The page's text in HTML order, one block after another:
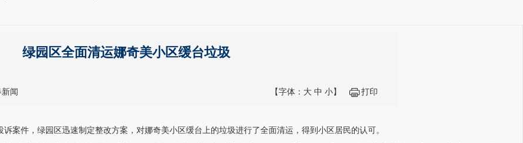
绿园区全面清运娜奇美小区缓台垃圾
闻 【字体： 大 中 小】 打印
件，绿园区迅速制定整改方案，对娜奇美小区缓台上的垃圾进行了全面清运，得到小区居民的认可。